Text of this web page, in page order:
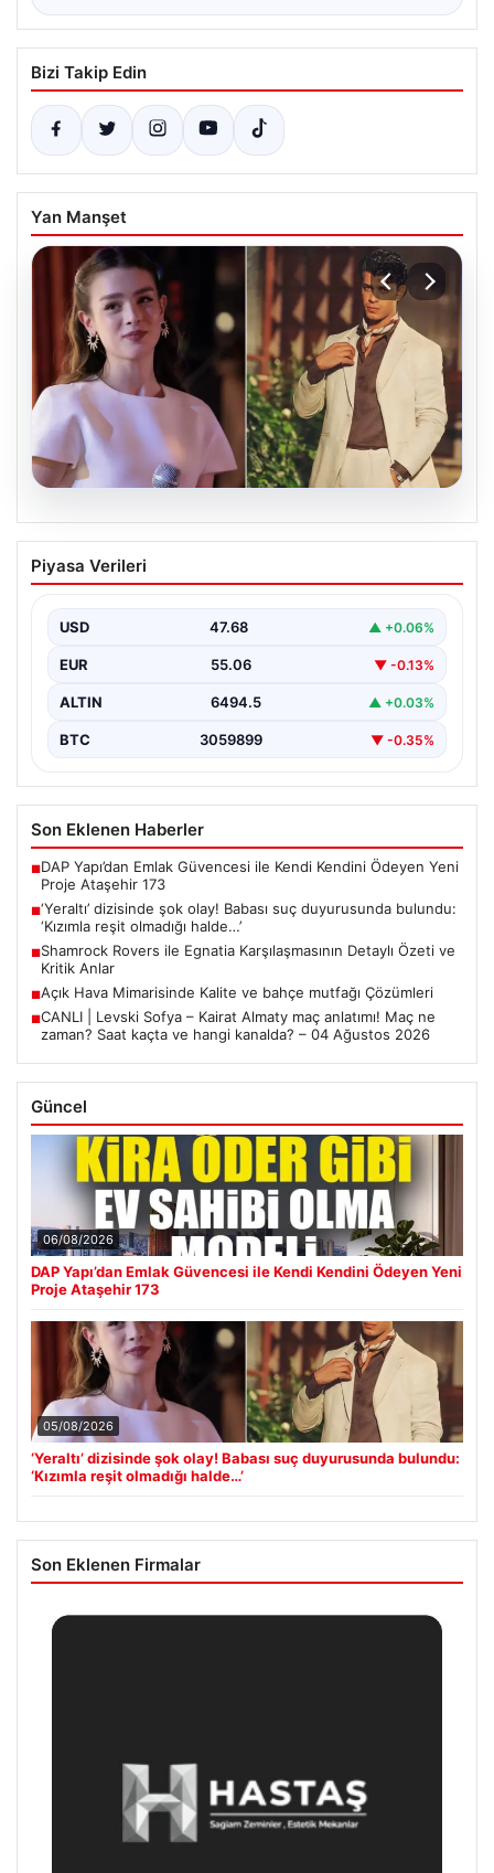
Bizi Takip Edin
Yan Manşet
05.08.2026
‘Yeraltı’ dizisinde şok olay! Babası suç
duyurusunda bulundu: ‘Kızımla reşit
Piyasa Verileri
USD 47.68 ▲ +0.06%
EUR 55.06 ▼ -0.13%
ALTIN 6494.5 ▲ +0.03%
BTC 3059899 ▼ -0.35%
Son Eklenen Haberler
■DAP Yapı’dan Emlak Güvencesi ile Kendi Kendini Ödeyen Yeni
Proje Ataşehir 173
■‘Yeraltı’ dizisinde şok olay! Babası suç duyurusunda bulundu:
‘Kızımla reşit olmadığı halde…’
■Shamrock Rovers ile Egnatia Karşılaşmasının Detaylı Özeti ve
Kritik Anlar
■Açık Hava Mimarisinde Kalite ve bahçe mutfağı Çözümleri
■CANLI | Levski Sofya – Kairat Almaty maç anlatımı! Maç ne
zaman? Saat kaçta ve hangi kanalda? – 04 Ağustos 2026
Güncel
06/08/2026
DAP Yapı’dan Emlak Güvencesi ile Kendi Kendini Ödeyen Yeni
Proje Ataşehir 173
05/08/2026
‘Yeraltı’ dizisinde şok olay! Babası suç duyurusunda bulundu:
‘Kızımla reşit olmadığı halde…’
Son Eklenen Firmalar